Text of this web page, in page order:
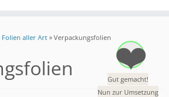
❤️
Gut gemacht!
Nun zur Umsetzung
Folien aller Art » Verpackungsfolien